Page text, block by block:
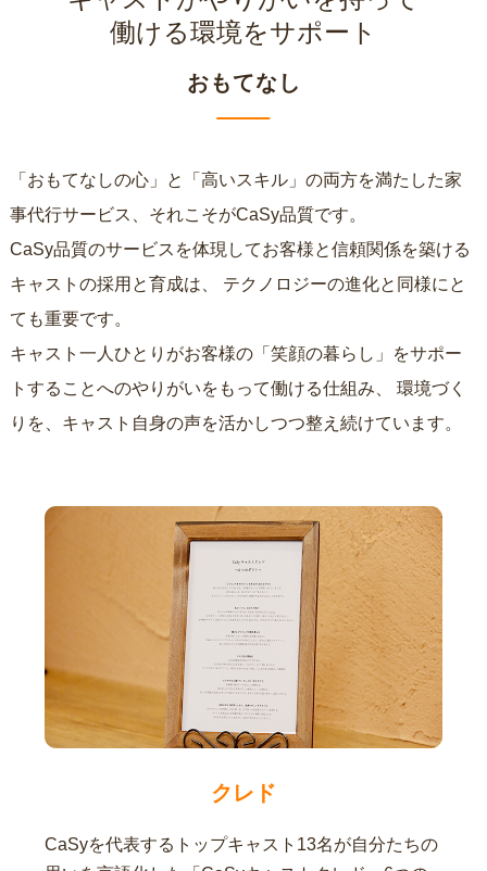
働ける環境をサポート
おもてなし
「おもてなしの心」と「高いスキル」の両方を満たした家
事代行サービス、それこそがCaSy品質です。
CaSy品質のサービスを体現してお客様と信頼関係を築ける
キャストの採用と育成は、
ても重要です。
キャスト一人ひとりがお客様の「笑顔の暮らし」をサポー
トすることへのやりがいをもって働ける仕組み、
りを、キャスト自身の声を活かしつつ整え続けています。
クレド
CaSyを代表するトップキャスト13名が自分たちの